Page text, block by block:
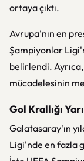
ortaya çıktı.
Avrupa'nın en
Şampiyonlar
belirlendi.
mücadelesinin
Gol Krallığı
Galatasaray'ın
Ligi'nde en fazla